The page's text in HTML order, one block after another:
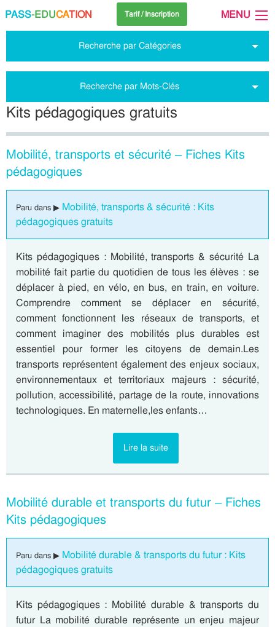
PASS-EDUCATION Tarif / Inscription MENU
Recherche par Catégories
Recherche par Mots-Clés
Kits pédagogiques gratuits
Mobilité, transports et sécurité – Fiches Kits
pédagogiques
Paru dans ▶ Mobilité, transports & sécurité : Kits
pédagogiques gratuits
Kits pédagogiques : Mobilité, transports & sécurité La
mobilité fait partie du quotidien de tous les élèves : se
déplacer à pied, en vélo, en bus, en train, en voiture.
Comprendre comment se déplacer en sécurité,
comment fonctionnent les réseaux de transports, et
comment imaginer des mobilités plus durables est
essentiel pour former les citoyens de demain.Les
transports représentent également des enjeux sociaux,
environnementaux et territoriaux majeurs : sécurité,
pollution, accessibilité, partage de la route, innovations
technologiques. En maternelle,les enfants…
Lire la suite
Mobilité durable et transports du futur – Fiches
Kits pédagogiques
Paru dans ▶ Mobilité durable & transports du futur : Kits
pédagogiques gratuits
Kits pédagogiques : Mobilité durable & transports du
futur La mobilité durable représente un enjeu majeur